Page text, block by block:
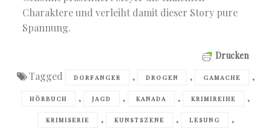
Charaktere und verleiht damit dieser Story pure
Spannung.
Drucken
Tagged DORFANGER , DROGEN , GAMACHE ,
HÖRBUCH , JAGD , KANADA , KRIMIREIHE ,
KRIMISERIE , KUNSTSZENE , LESUNG ,